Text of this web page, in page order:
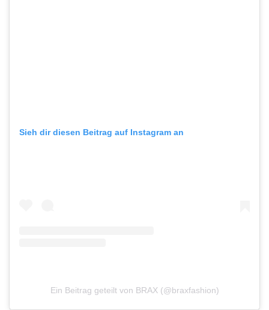
Sieh dir diesen Beitrag auf Instagram an
Ein Beitrag geteilt von BRAX (@braxfashion)